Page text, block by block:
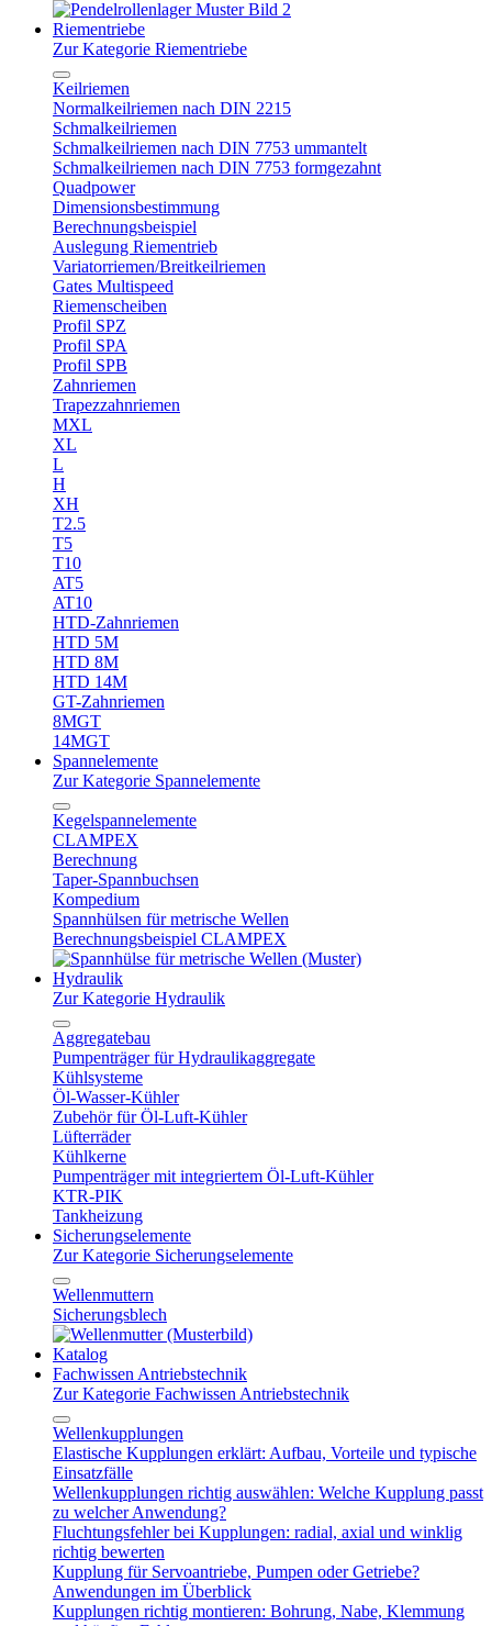
Riementriebe
Zur Kategorie Riementriebe
Keilriemen
Normalkeilriemen nach DIN 2215
Schmalkeilriemen
Schmalkeilriemen nach DIN 7753 ummantelt
Schmalkeilriemen nach DIN 7753 formgezahnt
Quadpower
Dimensionsbestimmung
Berechnungsbeispiel
Auslegung Riementrieb
Variatorriemen/Breitkeilriemen
Gates Multispeed
Riemenscheiben
Profil SPZ
Profil SPA
Profil SPB
Zahnriemen
Trapezzahnriemen
MXL
XL
L
H
XH
T2.5
T5
T10
AT5
AT10
HTD-Zahnriemen
HTD 5M
HTD 8M
HTD 14M
GT-Zahnriemen
8MGT
14MGT
Spannelemente
Zur Kategorie Spannelemente
Kegelspannelemente
CLAMPEX
Berechnung
Taper-Spannbuchsen
Kompedium
Spannhülsen für metrische Wellen
Berechnungsbeispiel CLAMPEX
Hydraulik
Zur Kategorie Hydraulik
Aggregatebau
Pumpenträger für Hydraulikaggregate
Kühlsysteme
Öl-Wasser-Kühler
Zubehör für Öl-Luft-Kühler
Lüfterräder
Kühlkerne
Pumpenträger mit integriertem Öl-Luft-Kühler
KTR-PIK
Tankheizung
Sicherungselemente
Zur Kategorie Sicherungselemente
Wellenmuttern
Sicherungsblech
Katalog
Fachwissen Antriebstechnik
Zur Kategorie Fachwissen Antriebstechnik
Wellenkupplungen
Elastische Kupplungen erklärt: Aufbau, Vorteile und typische
Einsatzfälle
Wellenkupplungen richtig auswählen: Welche Kupplung passt
zu welcher Anwendung?
Fluchtungsfehler bei Kupplungen: radial, axial und winklig
richtig bewerten
Kupplung für Servoantriebe, Pumpen oder Getriebe?
Anwendungen im Überblick
Kupplungen richtig montieren: Bohrung, Nabe, Klemmung